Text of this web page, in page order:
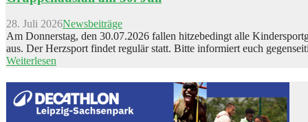
28. Juli 2026Newsbeiträge
Am Donnerstag, den 30.07.2026 fallen hitzebedingt alle
aus. Der Herzsport findet regulär statt. Bitte informiert euch
Weiterlesen